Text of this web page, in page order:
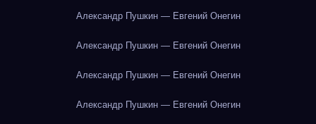
Александр Пушкин — Евгений Онегин
Александр Пушкин — Евгений Онегин
Александр Пушкин — Евгений Онегин
Александр Пушкин — Евгений Онегин